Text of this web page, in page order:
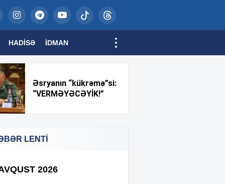
HADISƏ İDMAN
Əsryanın “kükrəmə”si:
“VERMƏYƏCƏYİK!”
LENTİ
2026